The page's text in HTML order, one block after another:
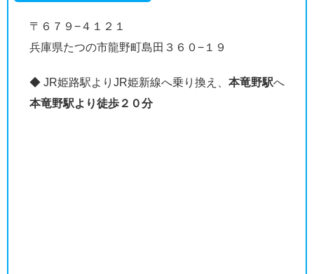
〒６７９−４１２１
兵庫県たつの市龍野町島田３６０−１９
◆ JR姫路駅よりJR姫新線へ乗り換え、 本竜野駅へ
本竜野駅より徒歩２０分